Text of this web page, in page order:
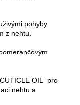
pohyby
z nehtu.
OIL pro
nehtu a